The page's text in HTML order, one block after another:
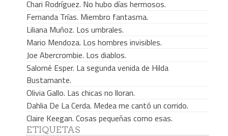
Chari Rodríguez. No hubo días hermosos.
Fernanda Trías. Miembro fantasma.
Liliana Muñoz. Los umbrales.
Mario Mendoza. Los hombres invisibles.
Joe Abercrombie. Los diablos.
Salomé Esper. La segunda venida de Hilda
Bustamante.
Olivia Gallo. Las chicas no lloran.
Dahlia De La Cerda. Medea me cantó un corrido.
Claire Keegan. Cosas pequeñas como esas.
ETIQUETAS